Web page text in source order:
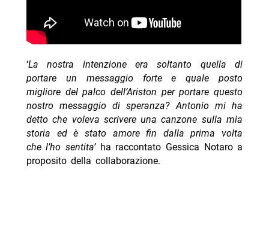
‘La nostra intenzione era soltanto quella di
portare un messaggio forte e quale posto
migliore del palco dell’Ariston per portare questo
nostro messaggio di speranza? Antonio mi ha
detto che voleva scrivere una canzone sulla mia
storia ed è stato amore fin dalla prima volta
che l’ho sentita’ha raccontato Gessica Notaro a
proposito della collaborazione.